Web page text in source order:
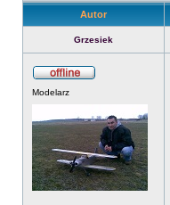
Autor
Grzesiek
Modelarz